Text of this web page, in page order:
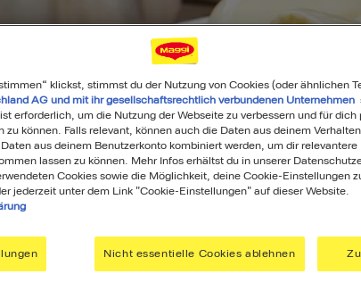
klickst, stimmst du der Nutzung von Cookies (oder ähnlichen
AG und mit ihr gesellschaftsrechtlich verbundenen Unternehmen
erforderlich, um die Nutzung der Webseite zu verbessern und für dich
zu können. Falls relevant, können auch die Daten aus deinem
aus deinem Benutzerkonto kombiniert werden, um dir relevantere
lassen zu können. Mehr Infos erhältst du in unserer
Cookies sowie die Möglichkeit, deine Cookie-Einstellungen
jederzeit unter dem Link "Cookie-Einstellungen" auf dieser Website.
Nicht essentielle Cookies ablehnen